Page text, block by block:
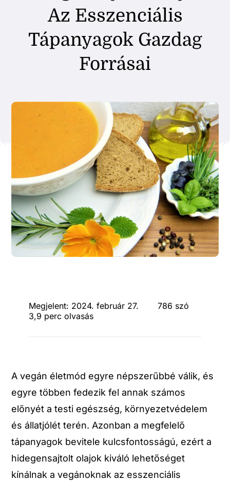
Az Esszenciális
Tápanyagok Gazdag
Forrásai
Megjelent: 2024. február 27.
786 szó
3,9 perc olvasás
A vegán életmód egyre népszerűbbé válik, és
egyre többen fedezik fel annak számos
előnyét a testi egészség, környezetvédelem
és állatjólét terén. Azonban a megfelelő
tápanyagok bevitele kulcsfontosságú, ezért a
hidegensajtolt olajok kiváló lehetőséget
kínálnak a vegánoknak az esszenciális